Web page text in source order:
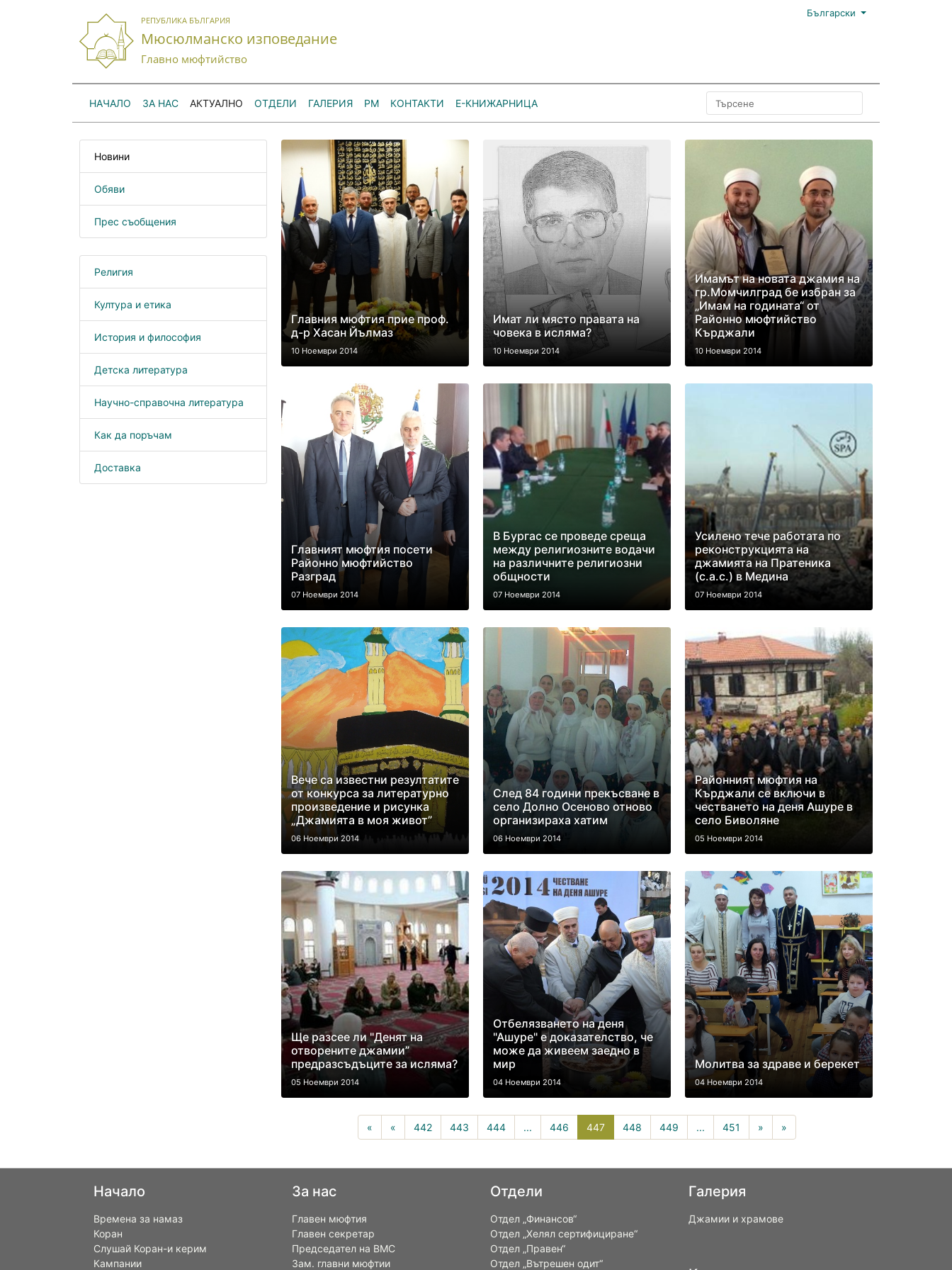
РЕПУБЛИКА БЪЛГАРИЯ
Мюсюлманско изповедание
Главно мюфтийство
Български
НАЧАЛО ЗА НАС АКТУАЛНО ОТДЕЛИ ГАЛЕРИЯ РМ КОНТАКТИ Е-КНИЖАРНИЦА
Новини
Обяви
Прес съобщения
Религия
Култура и етика
История и философия
Детска литература
Научно-справочна литература
Как да поръчам
Доставка
Главния мюфтия прие проф.
д-р Хасан Йълмаз
10 Ноември 2014
Имат ли място правата на
човека в исляма?
10 Ноември 2014
Имамът на новата джамия на
гр.Момчилград бе избран за
„Имам на годината“ от
Районно мюфтийство
Кърджали
10 Ноември 2014
Главният мюфтия посети
Районно мюфтийство
Разград
07 Ноември 2014
В Бургас се проведе среща
между религиозните водачи
на различните религиозни
общности
07 Ноември 2014
Усилено тече работата по
реконструкцията на
джамията на Пратеника
(с.а.с.) в Медина
07 Ноември 2014
Вече са известни резултатите
от конкурса за литературно
произведение и рисунка
„Джамията в моя живот”
06 Ноември 2014
След 84 години прекъсване в
село Долно Осеново отново
организираха хатим
06 Ноември 2014
Районният мюфтия на
Кърджали се включи в
честването на деня Ашуре в
село Биволяне
05 Ноември 2014
Ще разсее ли "Денят на
отворените джамии”
предразсъдъците за исляма?
05 Ноември 2014
Отбелязването на деня
"Ашуре" е доказателство, че
може да живеем заедно в
мир
04 Ноември 2014
Молитва за здраве и берекет
04 Ноември 2014
« « 442 443 444 ... 446 447447(current)
448 449 ... 451 » »
Начало
Времена за намаз
Коран
Слушай Коран-и керим
Кампании
За нас
Главен мюфтия
Главен секретар
Председател на ВМС
Зам. главни мюфтии
Отдели
Отдел „Финансов“
Отдел „Хелял сертифициране“
Отдел „Правен“
Отдел „Вътрешен одит“
Галерия
Джамии и храмове